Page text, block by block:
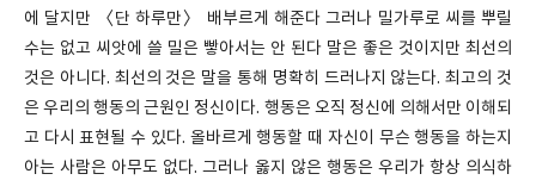
에 달지만 〈단 하루만〉 배부르게 해준다 그러나 밀가루로 씨를 뿌릴
수는 없고 씨앗에 쓸 밀은 빻아서는 안 된다 말은 좋은 것이지만 최선의
것은 아니다. 최선의 것은 말을 통해 명확히 드러나지 않는다. 최고의 것
은 우리의 행동의 근원인 정신이다. 행동은 오직 정신에 의해서만 이해되
고 다시 표현될 수 있다. 올바르게 행동할 때 자신이 무슨 행동을 하는지
아는 사람은 아무도 없다. 그러나 옳지 않은 행동은 우리가 항상 의식하